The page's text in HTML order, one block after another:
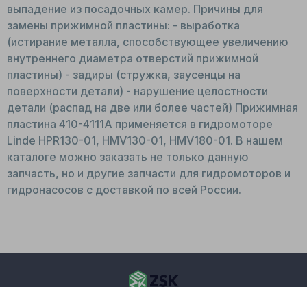
выпадение из посадочных камер. Причины для
замены прижимной пластины: - выработка
(истирание металла, способствующее увеличению
внутреннего диаметра отверстий прижимной
пластины) - задиры (стружка, заусенцы на
поверхности детали) - нарушение целостности
детали (распад на две или более частей) Прижимная
пластина 410-4111A применяется в гидромоторе
Linde HPR130-01, HMV130-01, HMV180-01. В нашем
каталоге можно заказать не только данную
запчасть, но и другие запчасти для гидромоторов и
гидронасосов с доставкой по всей России.